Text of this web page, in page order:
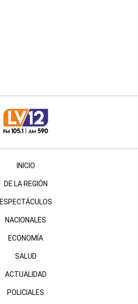
INICIO
DE LA REGIÓN
ESPECTÁCULOS
NACIONALES
ECONOMÍA
SALUD
ACTUALIDAD
POLICIALES